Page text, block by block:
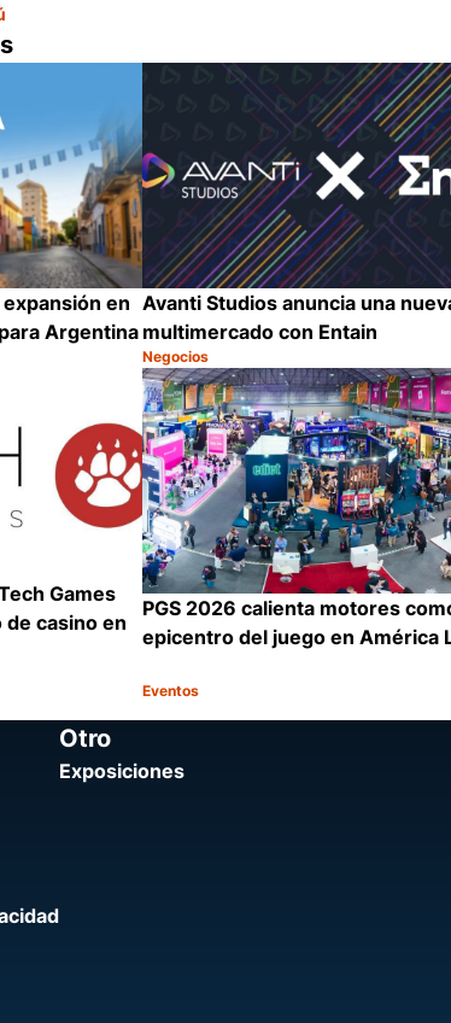
en
Argentina
Compartir
Avanti Studios anuncia una
multimercado con Entain
Categoría:
Negocios
Games
casino en
PGS 2026 calienta motores
epicentro del juego en América
Categoría:
Eventos
Otro
Exposiciones